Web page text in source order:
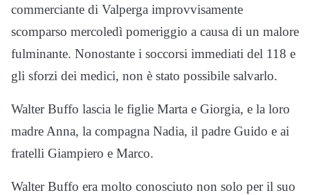
commerciante di Valperga improvvisamente
scomparso mercoledì pomeriggio a causa di un malore
fulminante. Nonostante i soccorsi immediati del 118 e
gli sforzi dei medici, non è stato possibile salvarlo.
Walter Buffo lascia le figlie Marta e Giorgia, e la loro
madre Anna, la compagna Nadia, il padre Guido e ai
fratelli Giampiero e Marco.
Walter Buffo era molto conosciuto non solo per il suo